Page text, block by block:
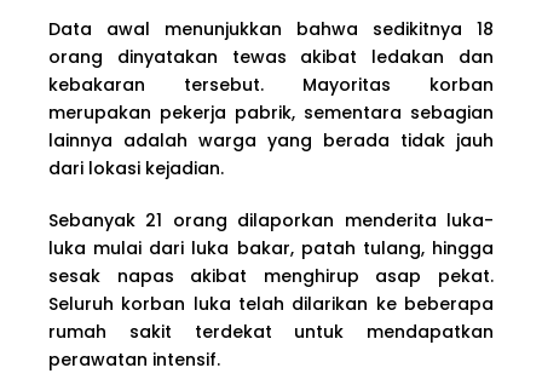
Data awal menunjukkan bahwa sedikitnya 18
orang dinyatakan tewas akibat ledakan dan
kebakaran tersebut. Mayoritas korban
merupakan pekerja pabrik, sementara sebagian
lainnya adalah warga yang berada tidak jauh
dari lokasi kejadian.
Sebanyak 21 orang dilaporkan menderita luka-
luka mulai dari luka bakar, patah tulang, hingga
sesak napas akibat menghirup asap pekat.
Seluruh korban luka telah dilarikan ke beberapa
rumah sakit terdekat untuk mendapatkan
perawatan intensif.